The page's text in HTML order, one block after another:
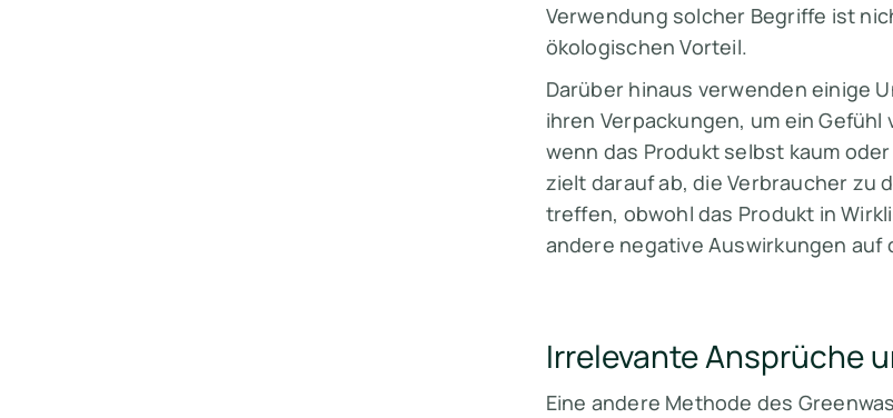
Verwendung solcher Begriffe ist
ökologischen Vorteil.
Darüber hinaus verwenden einige
ihren Verpackungen, um ein
wenn das Produkt selbst kaum
zielt darauf ab, die Verbraucher zu
treffen, obwohl das Produkt in
andere negative Auswirkungen auf
Irrelevante Ansprüche
Eine andere Methode des